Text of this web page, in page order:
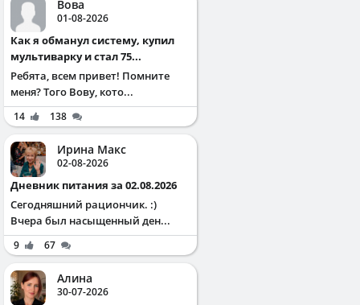
Вова
01-08-2026
Как я обманул систему, купил
мультиварку и стал 75...
Ребята, всем привет! Помните
меня? Того Вову, кото...
14 138
Ирина Макс
02-08-2026
Дневник питания за 02.08.2026
Сегодняшний рациончик. :)
Вчера был насыщенный ден...
9 67
Алина
30-07-2026